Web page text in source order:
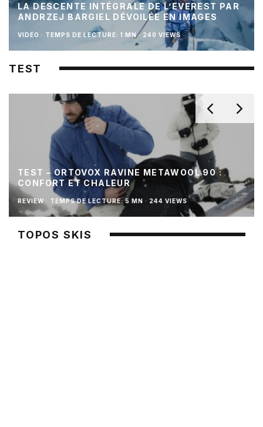
LA DESCENTE INTÉGRALE DE L’EVEREST PAR
ANDRZEJ BARGIEL DÉVOILÉE EN IMAGES
VIDÉO · TEMPS DE LECTURE: 1 MN · 240 VIEWS
TEST
TEST – ORTOVOX RAVINE METAWOOL 90 :
CONFORT ET CHALEUR
REVIEW · TEMPS DE LECTURE: 5 MN · 244 VIEWS
TOPOS SKIS